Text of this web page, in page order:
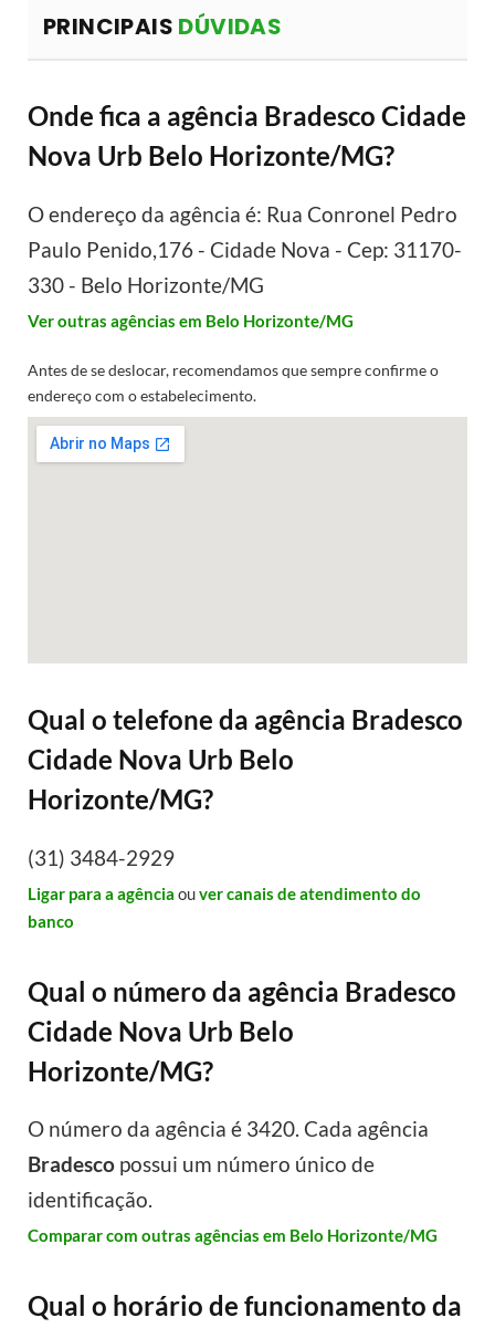
PRINCIPAIS DÚVIDAS
Onde fica a agência Bradesco Cidade
Nova Urb Belo Horizonte/MG?
O endereço da agência é: Rua Conronel Pedro
Paulo Penido,176 - Cidade Nova - Cep: 31170-
330 - Belo Horizonte/MG
Ver outras agências em Belo Horizonte/MG
Antes de se deslocar, recomendamos que sempre confirme o
endereço com o estabelecimento.
Qual o telefone da agência Bradesco
Cidade Nova Urb Belo
Horizonte/MG?
(31) 3484-2929
Ligar para a agência ouver canais de atendimento do
banco
Qual o número da agência Bradesco
Cidade Nova Urb Belo
Horizonte/MG?
O número da agência é 3420. Cada agência
Bradesco possui um número único de
identificação.
Comparar com outras agências em Belo Horizonte/MG
Qual o horário de funcionamento da